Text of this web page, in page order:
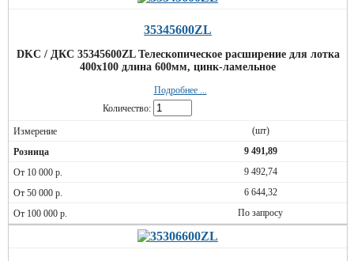
35345600ZL
DKC / ДКС 35345600ZL Телескопическое расширение для лотка
400х100 длина 600мм, цинк-ламельное
Подробнее ...
Количество:
(шт)
9 491,89
9 492,74
6 644,32
По запросу